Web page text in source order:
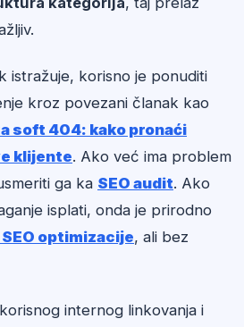
istražuje, korisno je ponuditi
kroz povezani članak kao
soft 404: kako pronaći
klijente. Ako već ima problem
ga ka SEO audit. Ako
isplati, onda je prirodno
optimizacije, ali bez
internog linkovanja i